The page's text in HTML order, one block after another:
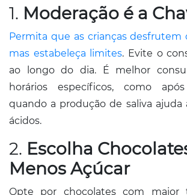
1. Moderação é a
Permita que as crianças desfrutem
mas estabeleça limites. Evite o
ao longo do dia. É melhor
horários específicos, como
quando a produção de saliva ajuda
ácidos.
2. Escolha
Menos Açúcar
Opte por chocolates com maior